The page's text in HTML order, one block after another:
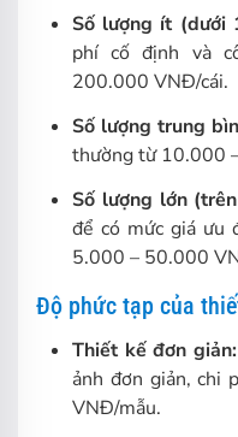
Số lượng ít (dưới
phí cố định và
200.000 VNĐ/cái.
Số lượng trung
thường từ 10.000
Số lượng lớn
để có mức giá ưu
5.000 – 50.000
Độ phức tạp của
Thiết kế đơn giản:
ảnh đơn giản, chi
VNĐ/mẫu.